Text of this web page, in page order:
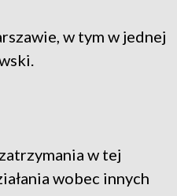
w tym w jednej
w tej
wobec innych